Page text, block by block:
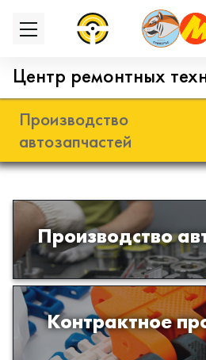
Центр ремонтных
Производство
автозапчастей
Производство
Разработка и
из
Контрактное
Производство
и полимеров по